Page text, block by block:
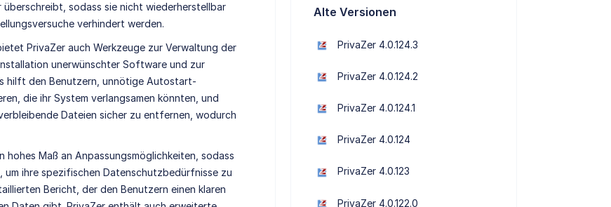
sodass sie nicht wiederherstellbar
verhindert werden.
PrivaZer auch Werkzeuge zur Verwaltung der
unerwünschter Software und zur
hilft den Benutzern, unnötige Autostart-
die ihr System verlangsamen könnten, und
Dateien sicher zu entfernen, wodurch
Maß an Anpassungsmöglichkeiten, sodass
ihre spezifischen Datenschutzbedürfnisse zu
Bericht, der den Benutzern einen klaren
Alte Versionen
PrivaZer 4.0.124.3
PrivaZer 4.0.124.2
PrivaZer 4.0.124.1
PrivaZer 4.0.124
PrivaZer 4.0.123
PrivaZer 4.0.122.0